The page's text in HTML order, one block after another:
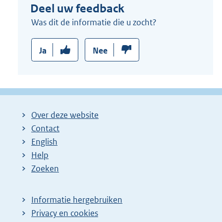
Deel uw feedback
Was dit de informatie die u zocht?
Ja Nee
Over deze website
Contact
English
Help
Zoeken
Informatie hergebruiken
Privacy en cookies